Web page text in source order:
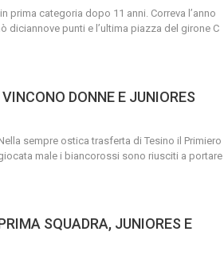
prima categoria dopo 11 anni. Correva l’anno
punti e l’ultima piazza del girone C
DONNE E JUNIORES
sempre ostica trasferta di Tesino il Primiero
male i biancorossi sono riusciti a portare
SQUADRA, JUNIORES E